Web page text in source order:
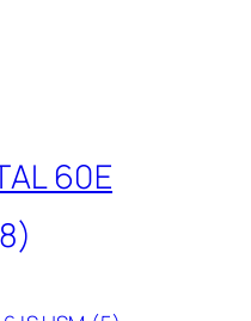
60E